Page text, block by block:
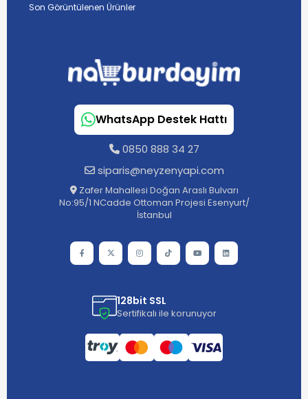
Son Görüntülenen Ürünler
WhatsApp Destek Hattı
0850 888 34 27
siparis@neyzenyapi.com
Zafer Mahallesi Doğan Araslı Bulvarı
No:95/1 NCadde Ottoman Projesi Esenyurt/
İstanbul
128bit SSL
Sertifikalı ile korunuyor